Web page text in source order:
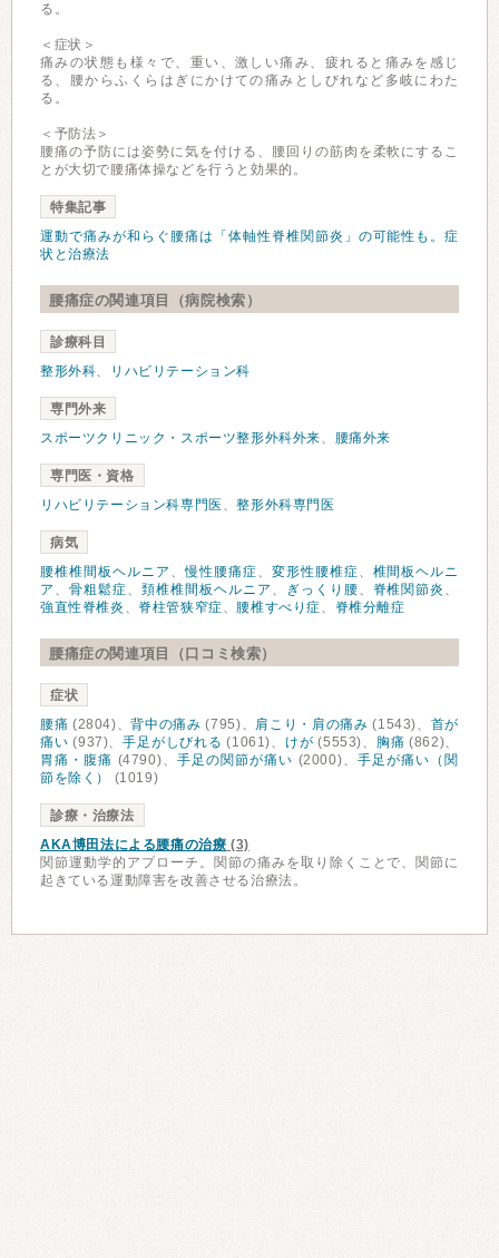
る。
＜症状＞
痛みの状態も様々で、重い、激しい痛み、疲れると痛みを感じ
る、腰からふくらはぎにかけての痛みとしびれなど多岐にわた
る。
＜予防法＞
腰痛の予防には姿勢に気を付ける、腰回りの筋肉を柔軟にするこ
とが大切で腰痛体操などを行うと効果的。
特集記事
運動で痛みが和らぐ腰痛は「体軸性脊椎関節炎」の可能性も。症
状と治療法
腰痛症の関連項目（病院検索）
診療科目
整形外科、 リハビリテーション科
専門外来
スポーツクリニック・スポーツ整形外科外来、 腰痛外来
専門医・資格
リハビリテーション科専門医 、整形外科専門医
病気
腰椎椎間板ヘルニア 、慢性腰痛症、 変形性腰椎症、 椎間板ヘルニ
ア 、 骨粗鬆症、 頚椎椎間板ヘルニア 、 ぎっくり腰、 脊椎関節炎 、
強直性脊椎炎 、 脊柱管狭窄症、 腰椎すべり症、 脊椎分離症
腰痛症の関連項目（口コミ検索）
症状
腰痛 (2804)、背中の痛み (795)、 肩こり・肩の痛み (1543)、 首が
痛い (937)、手足がしびれる (1061)、 けが (5553)、 胸痛 (862)、
胃痛・腹痛 (4790)、 手足の関節が痛い (2000)、 手足が痛い（関
節を除く）
(1019)
診療・治療法
AKA博田法による腰痛の治療 (3)
関節運動学的アプローチ。関節の痛みを取り除くことで、関節に
起きている運動障害を改善させる治療法。